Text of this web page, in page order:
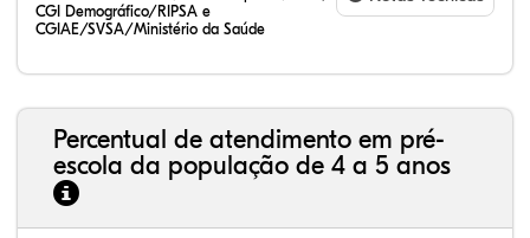
CGI Demográfico/RIPSA e
CGIAE/SVSA/Ministério da Saúde
Percentual de atendimento em pré-
escola da população de 4 a 5 anos